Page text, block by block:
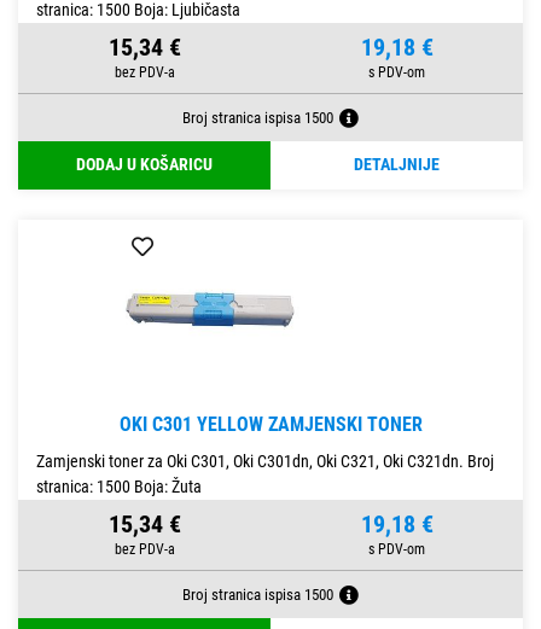
stranica: 1500 Boja: Ljubičasta
15,34 € 19,18 €
Broj stranica ispisa 1500
DODAJ U KOŠARICU DETALJNIJE
OKI C301 YELLOW ZAMJENSKI TONER
Zamjenski toner za Oki C301, Oki C301dn, Oki C321, Oki C321dn. Broj
stranica: 1500 Boja: Žuta
15,34 € 19,18 €
Broj stranica ispisa 1500